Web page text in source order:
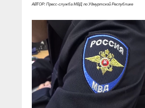
Социальные ролики
Документальные фильмы
Прямой разговор
Специальный репортаж
КиберПОСТОВОЙ
Журнал «Полиция России»
Контакты
Вакансии
АВТОР: Пресс-служба МВД по Удмуртской Республике